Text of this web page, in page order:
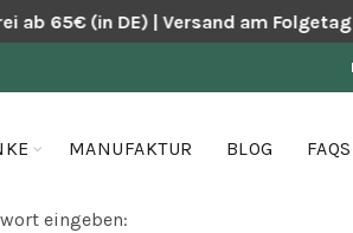
ab 65€ (in DE) | Versand am Folgetag
MANUFAKTUR BLOG FAQS
eingeben: